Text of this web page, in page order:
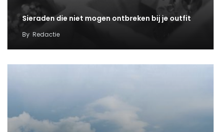
Sieraden die niet mogen ontbreken bij je outfit
By Redactie